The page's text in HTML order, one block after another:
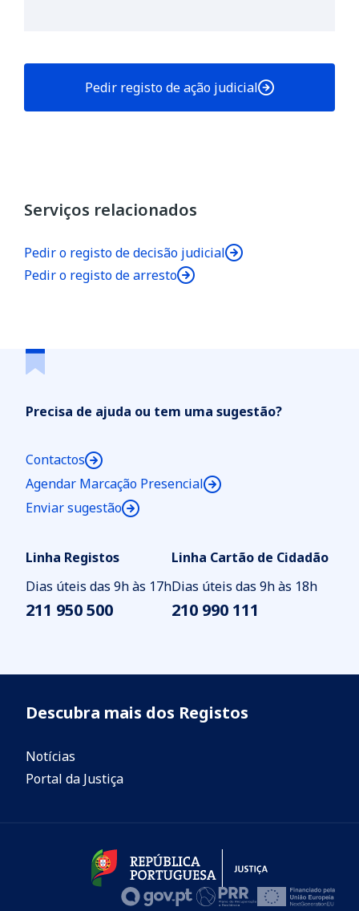
Pedir registo de ação judicial
Serviços relacionados
Pedir o registo de decisão judicial
Pedir o registo de arresto
Precisa de ajuda ou tem uma sugestão?
Contactos
Agendar Marcação Presencial
Enviar sugestão
Linha Registos
Dias úteis das 9h às 17h
211 950 500
Linha Cartão de Cidadão
Dias úteis das 9h às 18h
210 990 111
Descubra mais dos Registos
Notícias
Portal da Justiça